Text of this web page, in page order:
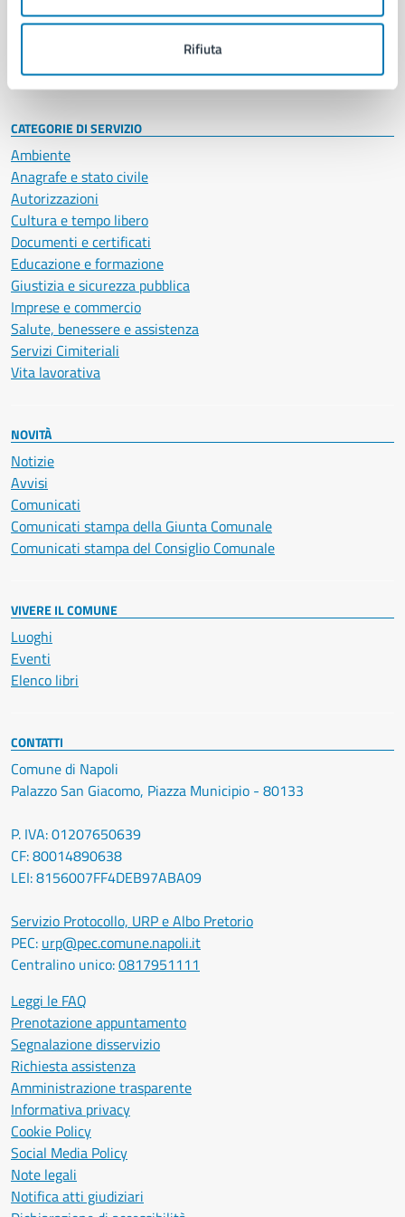
Rifiuta
Personale amministrativo
CATEGORIE DI SERVIZIO
Ambiente
Anagrafe e stato civile
Autorizzazioni
Cultura e tempo libero
Documenti e certificati
Educazione e formazione
Giustizia e sicurezza pubblica
Imprese e commercio
Salute, benessere e assistenza
Servizi Cimiteriali
Vita lavorativa
NOVITÀ
Notizie
Avvisi
Comunicati
Comunicati stampa della Giunta Comunale
Comunicati stampa del Consiglio Comunale
VIVERE IL COMUNE
Luoghi
Eventi
Elenco libri
CONTATTI
Comune di Napoli
Palazzo San Giacomo, Piazza Municipio - 80133
P. IVA: 01207650639
CF: 80014890638
LEI: 8156007FF4DEB97ABA09
Servizio Protocollo, URP e Albo Pretorio
PEC: urp@pec.comune.napoli.it
Centralino unico:0817951111
Leggi le FAQ
Prenotazione appuntamento
Segnalazione disservizio
Richiesta assistenza
Amministrazione trasparente
Informativa privacy
Cookie Policy
Social Media Policy
Note legali
Notifica atti giudiziari